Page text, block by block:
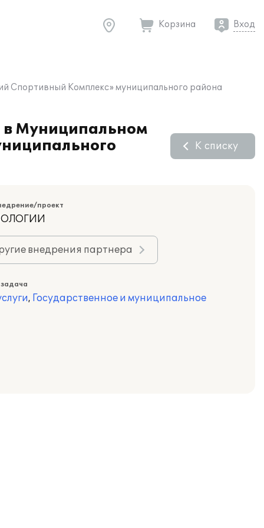
Корзина Вход
Спортивный Комплекс» муниципального района
Муниципальном
К списку
проект
внедрения партнера
, Государственное и муниципальное